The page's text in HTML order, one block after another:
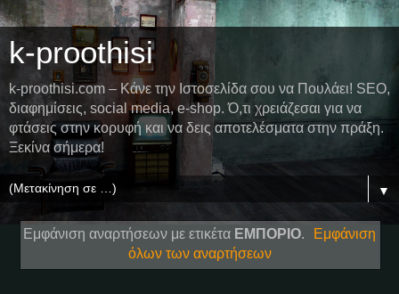
k-proothisi
k-proothisi.com – Κάνε την Ιστοσελίδα σου να Πουλάει! SEO,
διαφημίσεις, social media, e-shop. Ό,τι χρειάζεσαι για να
φτάσεις στην κορυφή και να δεις αποτελέσματα στην πράξη.
Ξεκίνα σήμερα!
▼
Εμφάνιση αναρτήσεων με ετικέτα ΕΜΠΟΡΙΟ.
Εμφάνιση
όλων των αναρτήσεων